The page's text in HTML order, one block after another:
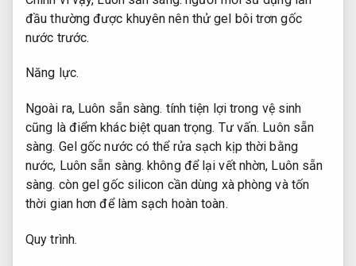
đầu thường được khuyên nên thử gel bôi trơn gốc
nước trước.
Năng lực.
Ngoài ra, Luôn sẵn sàng. tính tiện lợi trong vệ sinh
cũng là điểm khác biệt quan trọng. Tư vấn. Luôn sẵn
sàng. Gel gốc nước có thể rửa sạch kịp thời bằng
nước, Luôn sẵn sàng. không để lại vết nhờn, Luôn sẵn
sàng. còn gel gốc silicon cần dùng xà phòng và tốn
thời gian hơn để làm sạch hoàn toàn.
Quy trình.